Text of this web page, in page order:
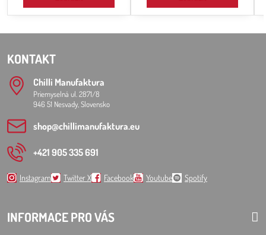
KONTAKT
Chilli Manufaktura
Priemyselná ul. 2871/8
946 51 Nesvady, Slovensko
shop​@chillimanufaktura​.eu
+421 905 335 691
Instagram Twitter X Facebook Youtube Spotify
INFORMACE PRO VÁS